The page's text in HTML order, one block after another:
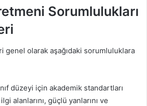
Sorumlulukları
genel olarak aşağıdaki sorumluluklara
düzeyi için akademik standartları
alanlarını, güçlü yanlarını ve